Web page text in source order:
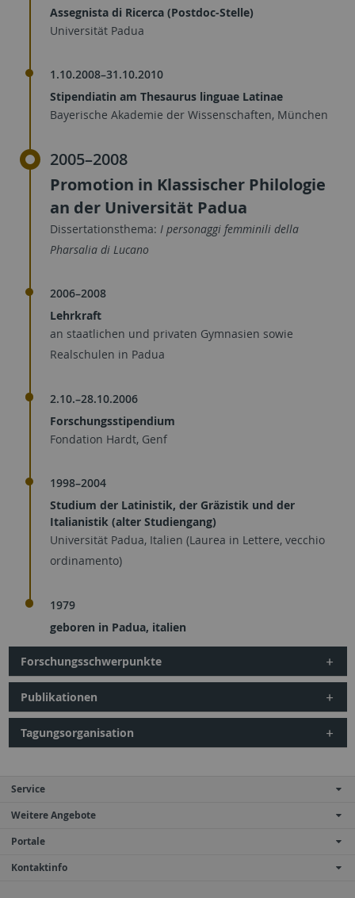
Assegnista di Ricerca (Postdoc-Stelle)
Universität Padua
1.10.2008–31.10.2010
Stipendiatin am Thesaurus linguae Latinae
Bayerische Akademie der Wissenschaften, München
2005–2008
Promotion in Klassischer Philologie
an der Universität Padua
Dissertationsthema: I personaggi femminili della
Pharsalia di Lucano
2006–2008
Lehrkraft
an staatlichen und privaten Gymnasien sowie
Realschulen in Padua
2.10.–28.10.2006
Forschungsstipendium
Fondation Hardt, Genf
1998–2004
Studium der Latinistik, der Gräzistik und der
Italianistik (alter Studiengang)
Universität Padua, Italien (Laurea in Lettere, vecchio
ordinamento)
1979
geboren in Padua, italien
Forschungsschwerpunkte
Publikationen
Tagungsorganisation
Service
Weitere Angebote
Portale
Kontaktinfo